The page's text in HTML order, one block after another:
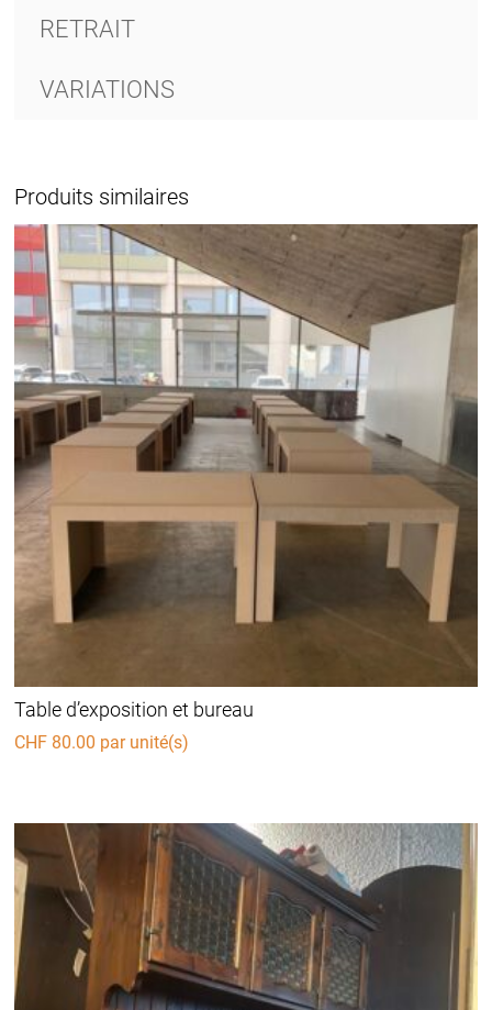
RETRAIT
VARIATIONS
Produits similaires
Table d’exposition et bureau
CHF 80.00 par unité(s)